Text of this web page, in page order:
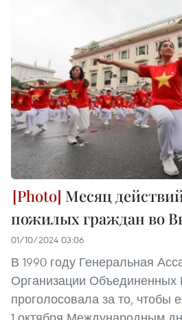
Месяц
пожилых граждан во
01/10/2024 03:06
В 1990 году Генеральная
Организации Объединенных
проголосовала за то, чтобы